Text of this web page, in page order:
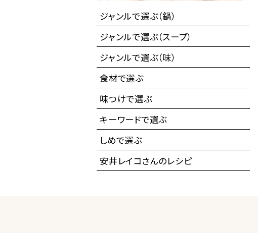
ジャンルで選ぶ（鍋）
ジャンルで選ぶ（スープ）
ジャンルで選ぶ（味）
食材で選ぶ
味つけで選ぶ
キーワードで選ぶ
しめで選ぶ
安井レイコさんのレシピ